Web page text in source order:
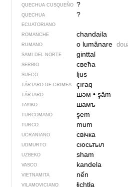
QUECHUA CUSQUEÑO ?
QUECHUA
ECUATORIANO
?
ROMANCHE chandaila
RUMANO o lumânare
SAMI DEL NORTE ginttal
SERBIO свећа
SUECO ljus
TÁRTARO DE CRIMEA çıraq
TÁRTARO шәм• şäm
TAYIKO шамъ
TURCOMANO şem
TURCO mum
UCRANIANO свічка
UDMURTO сюсьтыл
UZBEKO sham
VASCO kandela
VIETNAMITA nến
VILAMOVICIANO łichtła